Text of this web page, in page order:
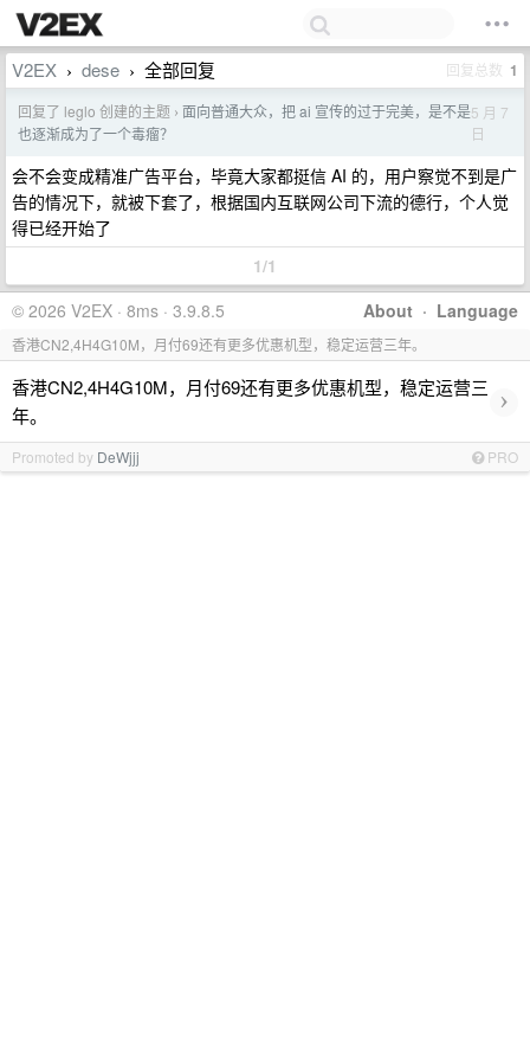
V2EX › dese › 全部回复 回复总数 1
回复了 leglo 创建的主题 › 面向普通大众，把 ai 宣传的过于完美，是不是
也逐渐成为了一个毒瘤？
5 月 7
日
会不会变成精准广告平台，毕竟大家都挺信 AI 的，用户察觉不到是广
告的情况下，就被下套了，根据国内互联网公司下流的德行，个人觉
得已经开始了
1/1
About · Language
© 2026 V2EX · 8ms · 3.9.8.5
香港CN2,4H4G10M，月付69还有更多优惠机型，稳定运营三年。
香港CN2,4H4G10M，月付69还有更多优惠机型，稳定运营三
年。
›
Promoted by DeWjjj PRO